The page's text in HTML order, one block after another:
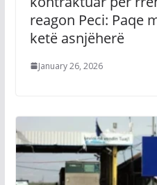
reagon Peci: Paqe
ketë asnjëherë
January 26, 2026